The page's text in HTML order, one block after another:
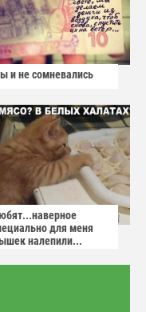
и не сомневались
для меня
налепили...